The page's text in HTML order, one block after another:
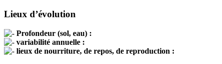
Lieux d’évolution
Profondeur (sol, eau) :
variabilité annuelle :
lieux de nourriture, de repos, de reproduction :